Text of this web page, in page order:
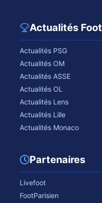
Actualités Foot
Actualités PSG
Actualités OM
Actualités ASSE
Actualités OL
Actualités Lens
Actualités Lille
Actualités Monaco
Partenaires
Livefoot
FootParisien